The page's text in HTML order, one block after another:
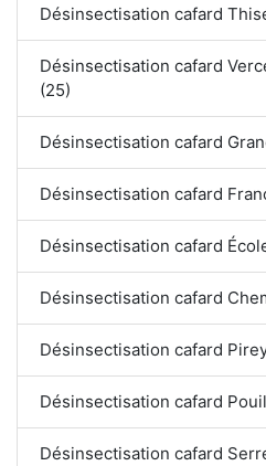
Désinsectisation cafard
Désinsectisation cafard
(25)
Désinsectisation cafard
Désinsectisation cafard
Désinsectisation cafard
Désinsectisation cafard
Désinsectisation cafard
Désinsectisation cafard
Désinsectisation cafard